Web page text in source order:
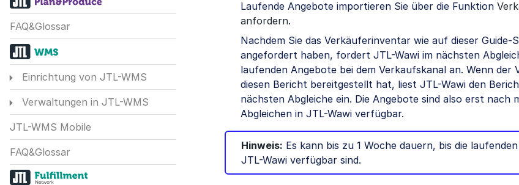
FAQ&Glossar
Einrichtung von JTL-WMS
Verwaltungen in JTL-WMS
JTL-WMS Mobile
FAQ&Glossar
Laufende Angebote importieren Sie über die Funktion
anfordern.
Nachdem Sie das Verkäuferinventar wie auf dieser Guide-
angefordert haben, fordert JTL-Wawi im nächsten
laufenden Angebote bei dem Verkaufskanal an. Wenn der
diesen Bericht bereitgestellt hat, liest JTL-Wawi den
nächsten Abgleiche ein. Die Angebote sind also erst nach
Abgleichen in JTL-Wawi verfügbar.
Hinweis: Es kann bis zu 1 Woche dauern, bis die
JTL-Wawi verfügbar sind.